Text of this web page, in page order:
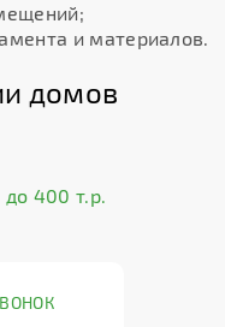
и материалов.
домов
400 т.р.